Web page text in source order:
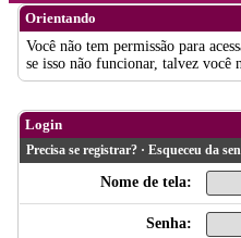
Orientando
Você não tem permissão para
se isso não funcionar, talvez você
Login
Precisa se registrar? · Esqueceu da
Nome de tela:
Senha: